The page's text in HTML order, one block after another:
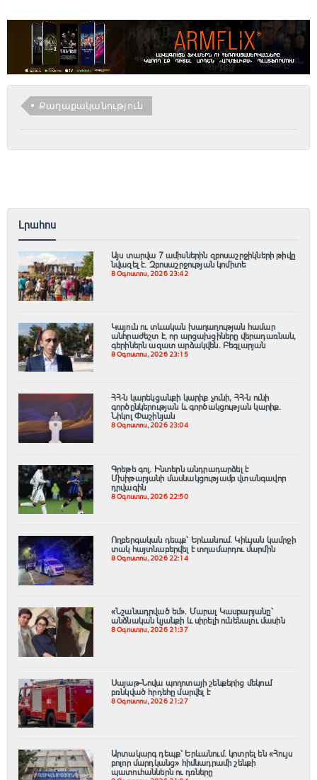
Քաղաքականություն
Լրահոս
Այս տարվա 7 ամիսներին զբոսաշրջիկների թիվը
նվազել է. Զբոսաշրջության կոմիտե
8 Օգոստոս, 2026 23:42
Կայուն ու տևական խաղաղության համար
անհրաժեշտ է, որ արցախցիները վերադառնան,
գերիներն ազատ արձակվեն․ Բեգլարյան
8 Օգոստոս, 2026 23:15
ՀՀ-ն կարեկցանքի կարիք չունի, ՀՀ-ն ունի
գործընկերության և գործակցության կարիք․
Նիկոլ Փաշինյան
8 Օգոստոս, 2026 23:04
Գրեթե գոլ. Ինտերն անդրադարձել է
Մխիթարյանի մասնակցությամբ վտանգավոր
դրվագին
8 Օգոստոս, 2026 22:50
Ողբերգական դեպք՝ Երևանում․ Կիևյան կամրջի
տակ հայտնաբերվել է տղամարդու մարմին
8 Օգոստոս, 2026 22:14
«Նշանադրված եմ». Մարալ Կասբարյանը՝
անձնական կյանքի և սիրելի ունենալու մասին
8 Օգոստոս, 2026 21:37
Սայաթ-Նովա պողոտայի շենքերից մեկում
բռնկված հրդեհը մարվել է
8 Օգոստոս, 2026 21:27
Արտակարգ դեպք՝ Երևանում․ կոտրել են «Հույս
բոլոր մարդկանց» հիմնադրամի շենքի
պատուհաններն ու դռները